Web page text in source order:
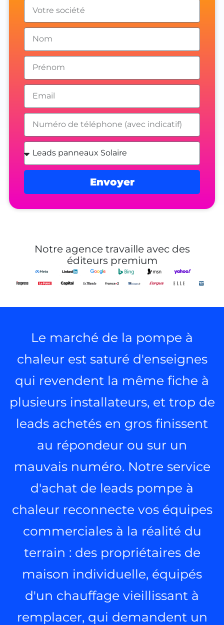
Envoyer
Notre agence travaille avec des
éditeurs premium
Le marché de la pompe à
chaleur est saturé d'enseignes
qui revendent la même fiche à
plusieurs installateurs, et trop de
leads achetés en gros finissent
au répondeur ou sur un
mauvais numéro. Notre service
d'achat de leads pompe à
chaleur reconnecte vos équipes
commerciales à la réalité du
terrain : des propriétaires de
maison individuelle, équipés
d'un chauffage vieillissant à
remplacer, qui demandent un